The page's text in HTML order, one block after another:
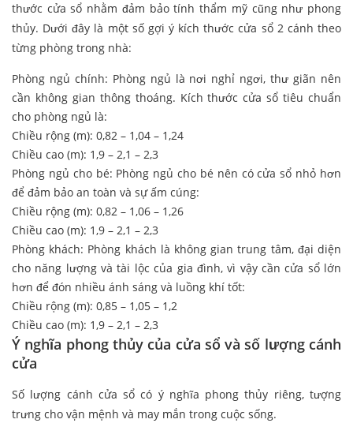
thước cửa sổ nhằm đảm bảo tính thẩm mỹ cũng như phong
thủy. Dưới đây là một số gợi ý kích thước cửa sổ 2 cánh theo
từng phòng trong nhà:
Phòng ngủ chính: Phòng ngủ là nơi nghỉ ngơi, thư giãn nên
cần không gian thông thoáng. Kích thước cửa sổ tiêu chuẩn
cho phòng ngủ là:
Chiều rộng (m): 0,82 – 1,04 – 1,24
Chiều cao (m): 1,9 – 2,1 – 2,3
Phòng ngủ cho bé: Phòng ngủ cho bé nên có cửa sổ nhỏ hơn
để đảm bảo an toàn và sự ấm cúng:
Chiều rộng (m): 0,82 – 1,06 – 1,26
Chiều cao (m): 1,9 – 2,1 – 2,3
Phòng khách: Phòng khách là không gian trung tâm, đại diện
cho năng lượng và tài lộc của gia đình, vì vậy cần cửa sổ lớn
hơn để đón nhiều ánh sáng và luồng khí tốt:
Chiều rộng (m): 0,85 – 1,05 – 1,2
Chiều cao (m): 1,9 – 2,1 – 2,3
Ý nghĩa phong thủy của cửa sổ và số lượng cánh
cửa
Số lượng cánh cửa sổ có ý nghĩa phong thủy riêng, tượng
trưng cho vận mệnh và may mắn trong cuộc sống.